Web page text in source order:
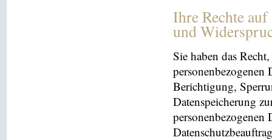
Ihre Rechte
und
Sie haben das
personenbezogenen
Berichtigung,
Datenspeicherung
personenbezogenen